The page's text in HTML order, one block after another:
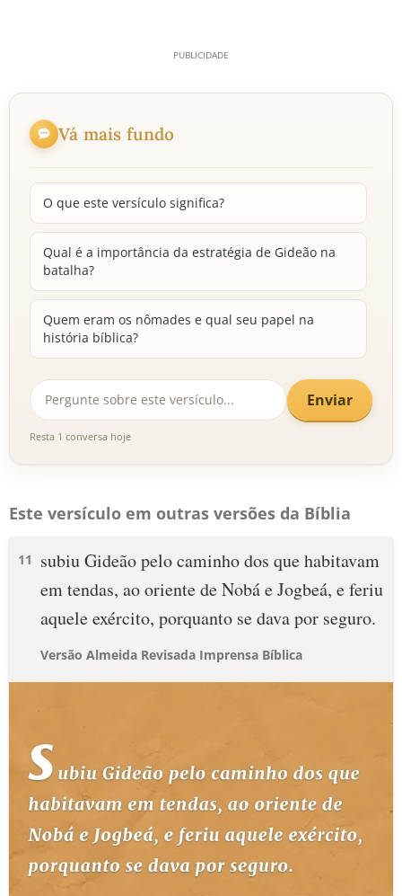
Vá mais fundo
O que este versículo significa?
Qual é a importância da estratégia de Gideão na
batalha?
Quem eram os nômades e qual seu papel na
história bíblica?
Enviar
Resta 1 conversa hoje
Este versículo em outras versões da Bíblia
11
subiu Gideão pelo caminho dos que habitavam
em tendas, ao oriente de Nobá e Jogbeá, e feriu
aquele exército, porquanto se dava por seguro.
Versão Almeida Revisada Imprensa Bíblica